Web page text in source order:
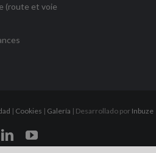
(route et voie
| Cookies | Galería | Desarrollado por Inbuze
LinkedInYouTube